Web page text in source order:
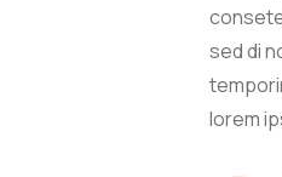
sed di
lorem